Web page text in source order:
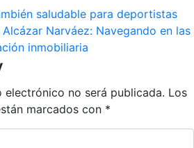
saludable para deportistas
Narváez: Navegando en las
inmobiliaria
no será publicada. Los
marcados con *